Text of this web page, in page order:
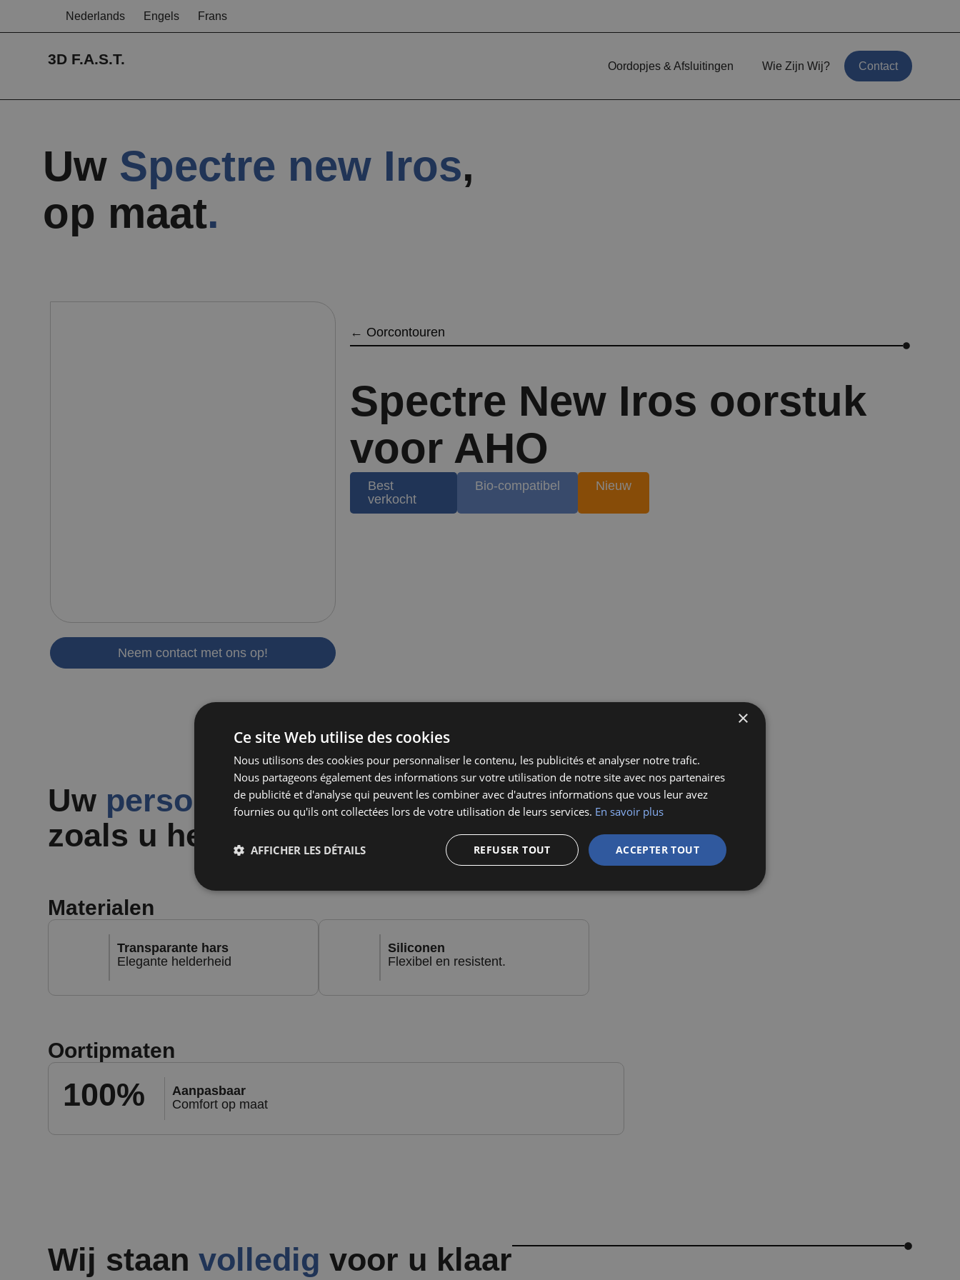
Nederlands Engels Frans
3D F.A.S.T. Oordopjes & Afsluitingen Wie Zijn Wij? Contact
Uw Spectre new Iros,
op maat.
Neem contact met ons op!
← Oorcontouren
Spectre New Iros oorstuk
voor AHO
Best
verkocht
Bio-compatibel Nieuw
Uw personalisatie,
zoals u het wilt
Materialen
Transparante hars
Elegante helderheid
Siliconen
Flexibel en resistent.
Oortipmaten
100%
Aanpasbaar
Comfort op maat
Wij staanvolledig voor u klaar
×
Ce site Web utilise des cookies
Nous utilisons des cookies pour personnaliser le contenu, les publicités et analyser notre trafic.
Nous partageons également des informations sur votre utilisation de notre site avec nos partenaires
de publicité et d'analyse qui peuvent les combiner avec d'autres informations que vous leur avez
fournies ou qu'ils ont collectées lors de votre utilisation de leurs services. En savoir plus
ACCEPTER TOUT
REFUSER TOUT
AFFICHER LES DÉTAILS